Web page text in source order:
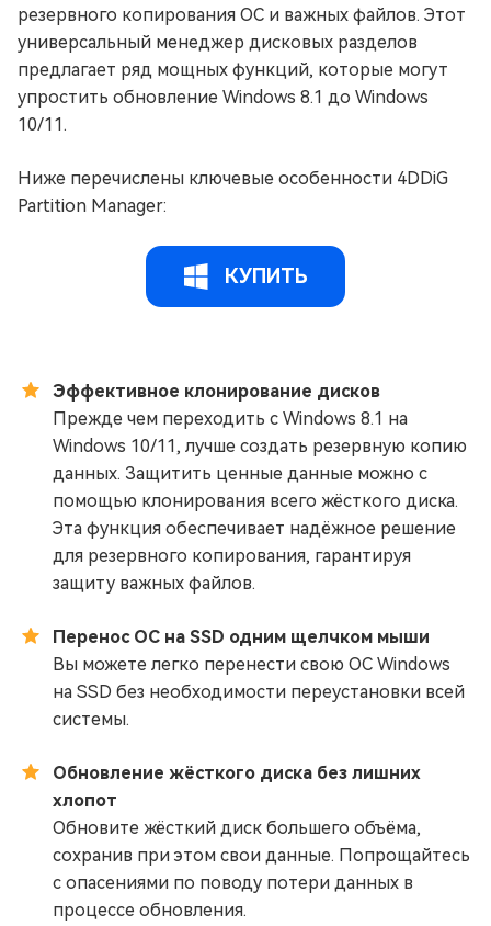
резервного копирования ОС и важных файлов. Этот
универсальный менеджер дисковых разделов
предлагает ряд мощных функций, которые могут
упростить обновление Windows 8.1 до Windows
10/11.
Ниже перечислены ключевые особенности 4DDiG
Partition Manager:
КУПИТЬ
Эффективное клонирование дисков
Прежде чем переходить с Windows 8.1 на
Windows 10/11, лучше создать резервную копию
данных. Защитить ценные данные можно с
помощью клонирования всего жёсткого диска.
Эта функция обеспечивает надёжное решение
для резервного копирования, гарантируя
защиту важных файлов.
Перенос ОС на SSD одним щелчком мыши
Вы можете легко перенести свою ОС Windows
на SSD без необходимости переустановки всей
системы.
Обновление жёсткого диска без лишних
хлопот
Обновите жёсткий диск большего объёма,
сохранив при этом свои данные. Попрощайтесь
с опасениями по поводу потери данных в
процессе обновления.